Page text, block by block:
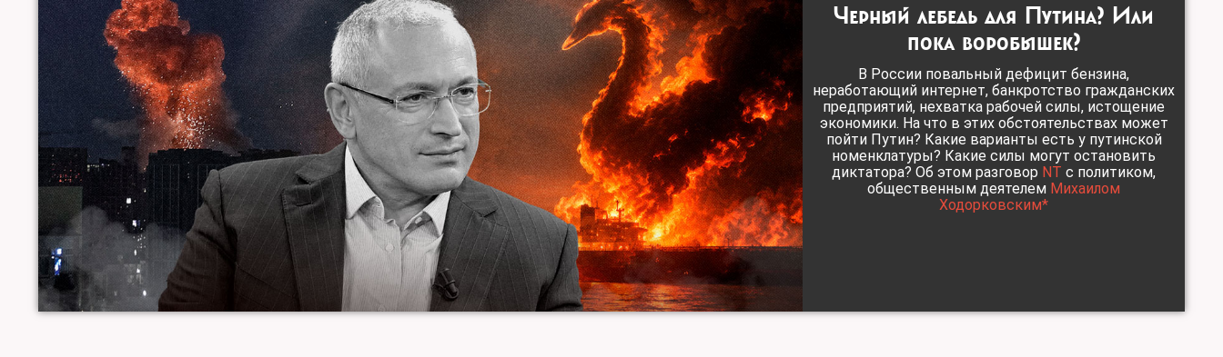
Черный лебедь для Путина? Или
пока воробышек?
В России повальный дефицит бензина,
неработающий интернет, банкротство гражданских
предприятий, нехватка рабочей силы, истощение
экономики. На что в этих обстоятельствах может
пойти Путин? Какие варианты есть у путинской
номенклатуры? Какие силы могут остановить
диктатора? Об этом разговор NT с политиком,
общественным деятелем Михаилом
Ходорковским*